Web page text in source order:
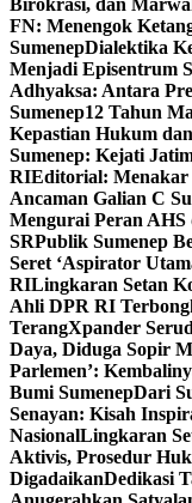
Birokrasi, dan
FN: Menengok
SumenepDialektika
Menjadi Episentrum
Adhyaksa: Antara
Sumenep12 Tahun
Kepastian Hukum
Sumenep: Kejati
RIEditorial: Menakar
Ancaman Galian C
Mengurai Peran
SRPublik Sumenep
Seret ‘Aspirator
RILingkaran Setan
Ahli DPR RI
TerangXpander
Daya, Diduga Sopir
Parlemen’:
Bumi SumenepDari
Senayan: Kisah
NasionalLingkaran
Aktivis, Prosedur
DigadaikanDedikasi